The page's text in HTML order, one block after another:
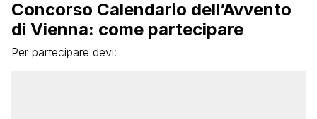
Concorso Calendario dell’Avvento
di Vienna: come partecipare
Per partecipare devi: